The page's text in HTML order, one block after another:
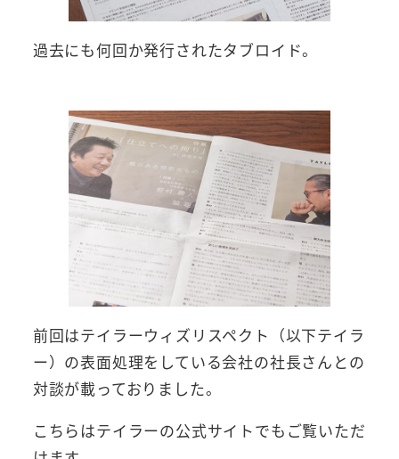
過去にも何回か発行されたタブロイド。
前回はテイラーウィズリスペクト（以下テイラ
ー）の表面処理をしている会社の社長さんとの
対談が載っておりました。
こちらはテイラーの公式サイトでもご覧いただ